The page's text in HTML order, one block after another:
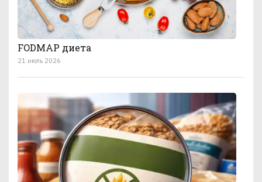
FODMAP диета
21 июль 2026